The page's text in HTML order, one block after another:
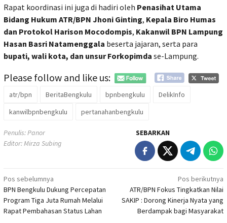
Rapat koordinasi ini juga di hadiri oleh Penasihat Utama
Bidang Hukum ATR/BPN Jhoni Ginting, Kepala Biro Humas
dan Protokol Harison Mocodompis, Kakanwil BPN Lampung
Hasan Basri Natamenggala beserta jajaran, serta para
bupati, wali kota, dan unsur Forkopimda se-Lampung.
Please follow and like us:
atr/bpn BeritaBengkulu bpnbengkulu
DelikInfo
kanwilbpnbengkulu
pertanahanbengkulu
Penulis: Panor
Editor: Mirza Subing
SEBARKAN
Navigasi
pos
Pos sebelumnya
BPN Bengkulu Dukung Percepatan
Program Tiga Juta Rumah Melalui
Rapat Pembahasan Status Lahan
Pos berikutnya
ATR/BPN Fokus Tingkatkan Nilai
SAKIP : Dorong Kinerja Nyata yang
Berdampak bagi Masyarakat